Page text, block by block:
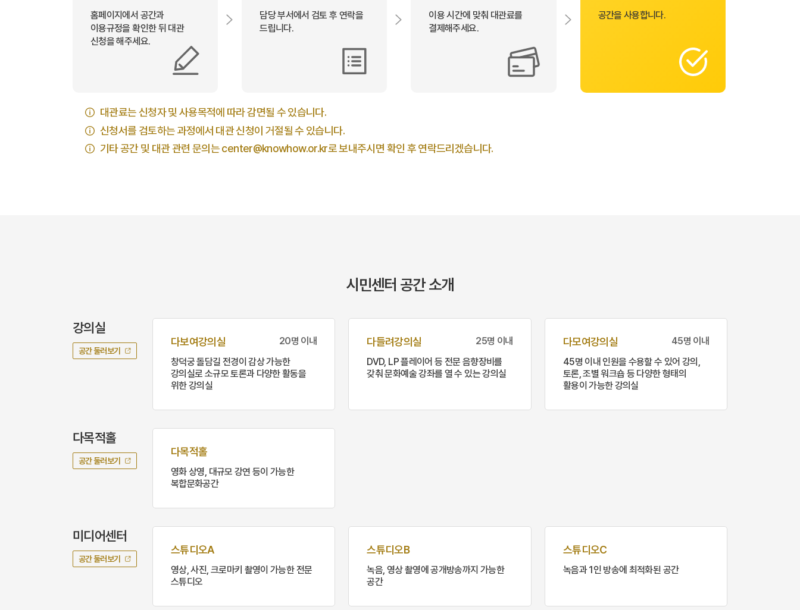
홈페이지에서 공간과
이용규정을 확인한 뒤 대관
신청을 해주세요.
담당 부서에서 검토 후 연락을
드립니다.
이용 시간에 맞춰 대관료를
결제해주세요.
공간을 사용합니다.
대관료는 신청자 및 사용목적에 따라 감면될 수 있습니다.
신청서를 검토하는 과정에서 대관 신청이 거절될 수 있습니다.
기타 공간 및 대관 관련 문의는center@knowhow.or.kr로 보내주시면 확인 후 연락드리겠습니다.
시민센터 공간 소개
강의실
공간 둘러보기
다보여강의실
20명 이내
창덕궁 돌담길 전경이 감상 가능한
강의실로 소규모 토론과 다양한 활동을
위한 강의실
다들려강의실
25명 이내
DVD, LP 플레이어 등 전문 음향장비를
갖춰 문화예술 강좌를 열 수 있는 강의실
다모여강의실
45명 이내
45명 이내 인원을 수용할 수 있어 강의,
토론, 조별 워크숍 등 다양한 형태의
활용이 가능한 강의실
다목적홀
공간 둘러보기
다목적홀
영화 상영, 대규모 강연 등이 가능한
복합문화공간
미디어센터
공간 둘러보기
스튜디오A
영상, 사진, 크로마키 촬영이 가능한 전문
스튜디오
스튜디오B
녹음, 영상 촬영에 공개방송까지 가능한
공간
스튜디오C
녹음과 1인 방송에 최적화된 공간